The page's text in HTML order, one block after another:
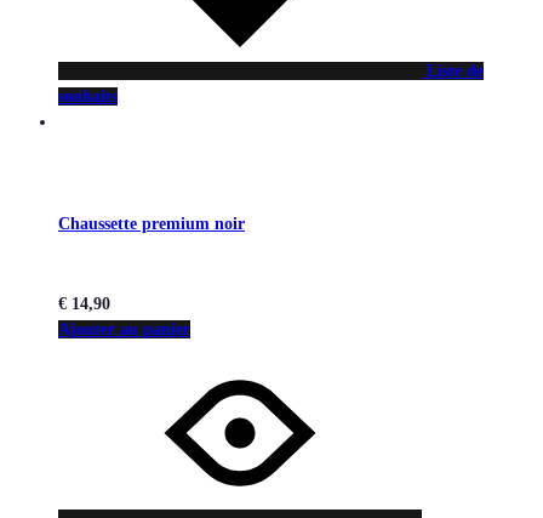
Liste de
souhaits
Chaussette premium noir
€ 14,90
Ajouter au panier